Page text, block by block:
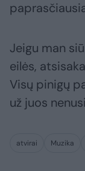
Jeigu man
eilės,
Visų pinigų
už juos
atvirai Muzika